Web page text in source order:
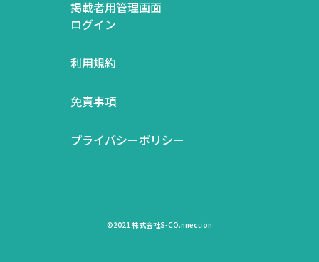
掲載者用管理画面
ログイン
利用規約
免責事項
プライバシーポリシー
©2021 株式会社S-CO.nnection